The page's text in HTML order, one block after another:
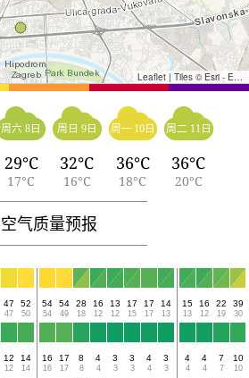
Leaflet | Tiles © Esri - Esri, DeLorme, NAVTEQ, TomTom, Intermap, iPC, USGS, FAO, NPS, NRCAN, GeoBase, Kadaster NL, Ordnance Survey, Esri Japan, METI, Esri China (Hong Kong), and the GIS User Community
周六 8日
29°C
17°C
周日 9日
32°C
16°C
周一 10日
36°C
18°C
周二 11日
36°C
20°C
空气质量预报
47
47
52
50
54
54
54
49
28
18
16
12
13
12
17
15
17
17
14
13
15
13
16
12
22
19
39
30
12
12
14
14
16
16
17
17
8
8
4
4
3
3
3
3
4
4
3
3
4
4
4
4
7
7
10
10